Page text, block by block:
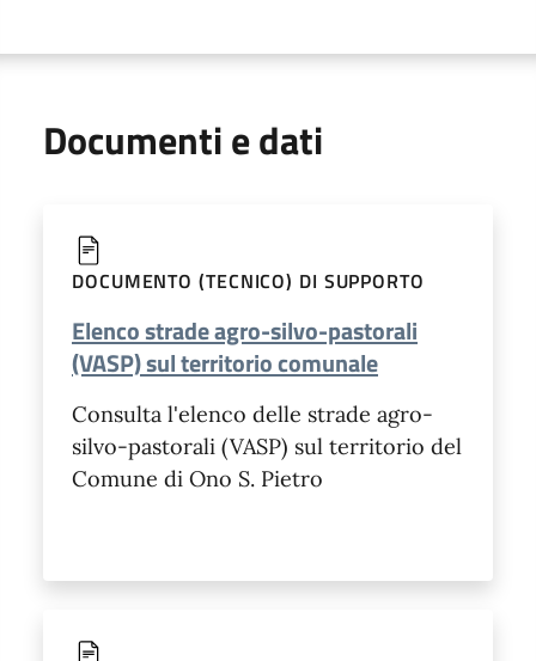
Documenti e dati
DOCUMENTO (TECNICO) DI SUPPORTO
Elenco strade agro-silvo-pastorali
(VASP) sul territorio comunale
Consulta l'elenco delle strade agro-
silvo-pastorali (VASP) sul territorio del
Comune di Ono S. Pietro